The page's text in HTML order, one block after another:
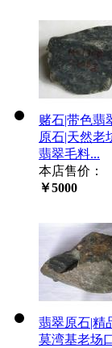
赌石|带色翡
原石|天然老
翡翠毛料...
本店售价：
￥5000
翡翠原石|精
莫湾基老场